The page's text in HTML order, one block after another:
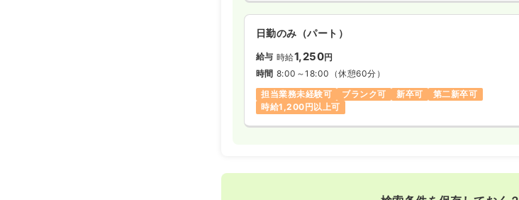
日勤のみ（パート）
給与 時給1,250円
時間 8:00～18:00 （休憩60分）
担当業務未経験可
ブランク可 新卒可
第二新卒可
時給1,200円以上可